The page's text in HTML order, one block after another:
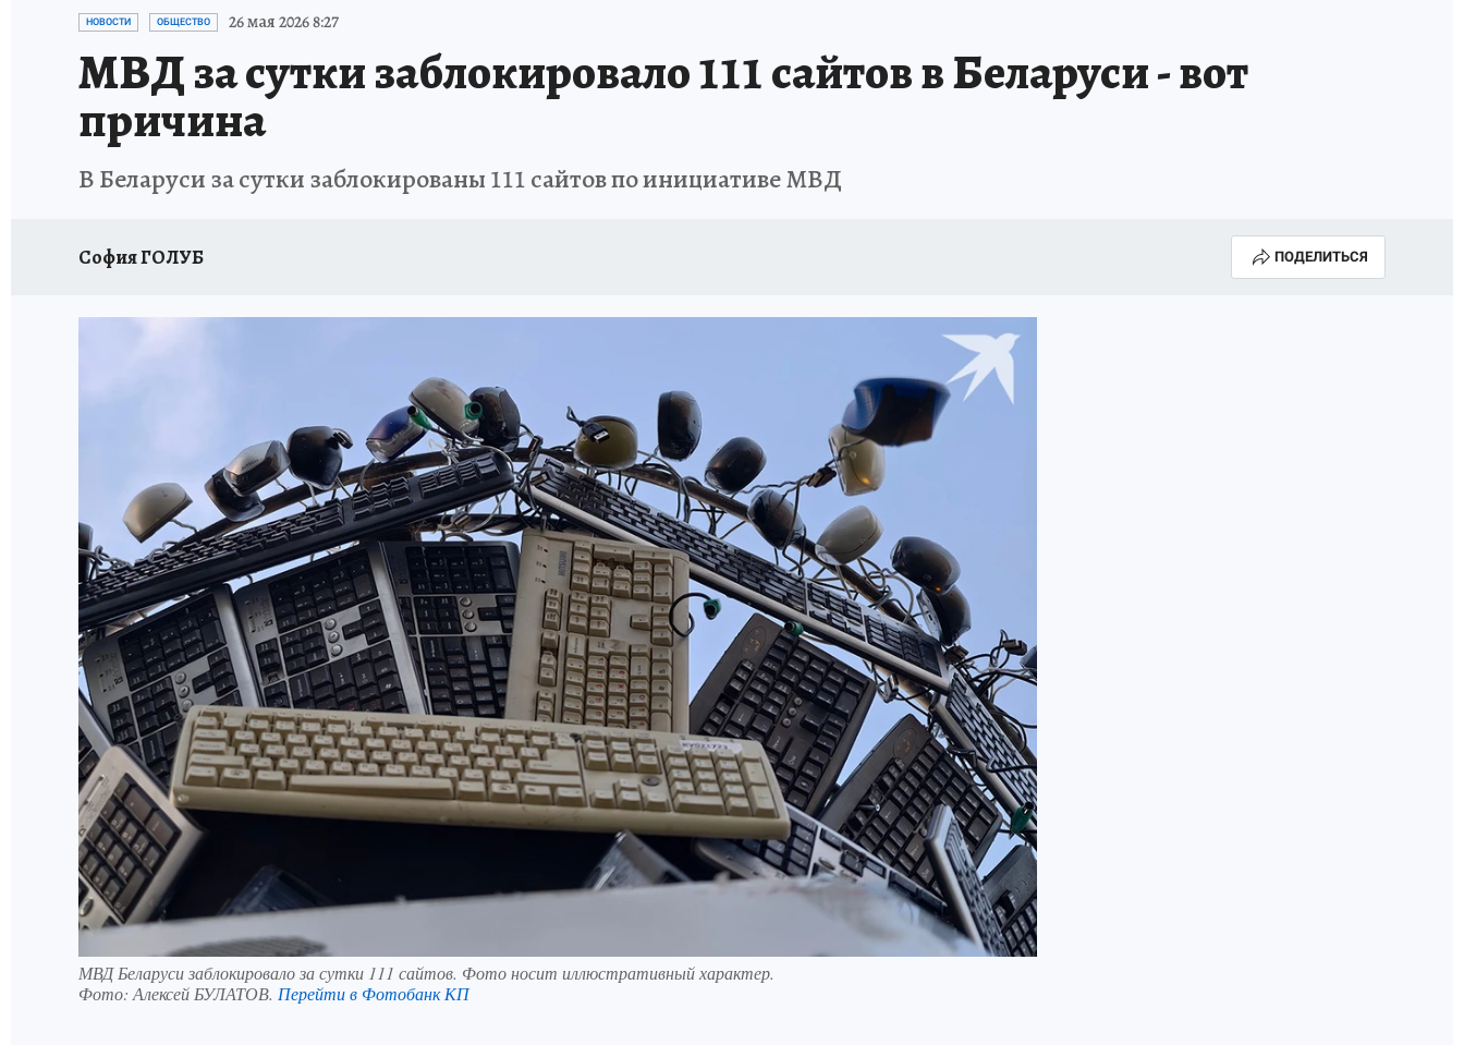
НОВОСТИ ОБЩЕСТВО 26 мая 2026 8:27
МВД за сутки заблокировало 111 сайтов в Беларуси - вот
причина
В Беларуси за сутки заблокированы 111 сайтов по инициативе МВД
София ГОЛУБ ПОДЕЛИТЬСЯ
МВД Беларуси заблокировало за сутки 111 сайтов. Фото носит иллюстративный характер.
Фото: Алексей БУЛАТОВ. Перейти в Фотобанк КП